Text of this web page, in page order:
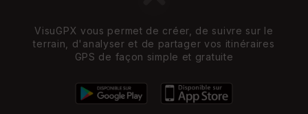
VisuGPX vous permet de créer, de suivre sur le
terrain, d'analyser et de partager vos itinéraires
GPS de façon simple et gratuite